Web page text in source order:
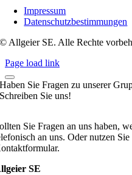
Impressum
Datenschutzbestimmungen
© Allgeier SE. Alle Rechte
Page load link
Haben Sie Fragen zu unserer
Schreiben Sie uns!
Sie Fragen an uns haben,
an uns. Oder nutzen
SE